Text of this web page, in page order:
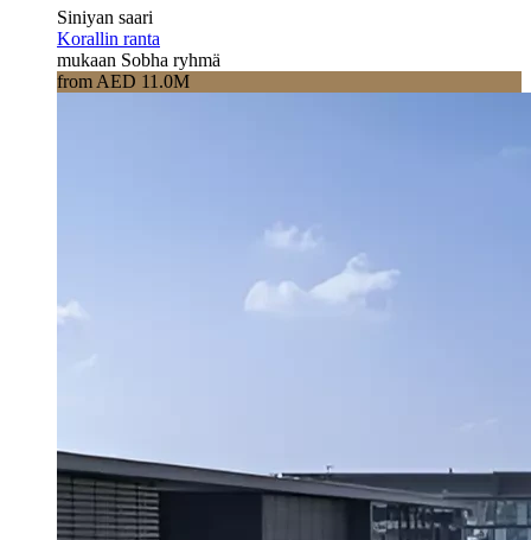
Siniyan saari
Korallin ranta
mukaan Sobha ryhmä
from AED 11.0M